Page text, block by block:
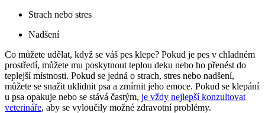
Strach⁣ nebo stres
Nadšení
Co můžete udělat, když se váš pes klepe? Pokud⁣ je pes v‍ chladném
prostředí, můžete mu poskytnout teplou deku nebo ho přenést do
teplejší místnosti. Pokud se jedná o strach, stres nebo nadšení,
můžete⁣ se snažit uklidnit psa⁣ a zmírnit jeho emoce. Pokud se klepání
u psa opakuje nebo se‌ stává častým,‌ je vždy nejlepší konzultovat
veterináře, aby se vyloučily možné⁤ zdravotní problémy.